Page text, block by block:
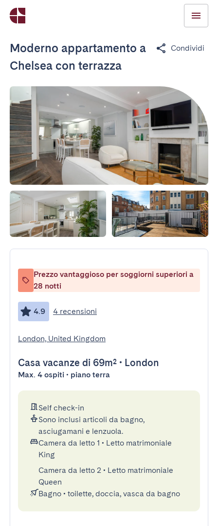
Moderno appartamento a
Chelsea con terrazza
Condividi
Prezzo vantaggioso per soggiorni superiori a
28 notti
4.9 4 recensioni
London, United Kingdom
Casa vacanze di 69m² • London
Max. 4 ospiti • piano terra
Self check-in
Sono inclusi articoli da bagno,
asciugamani e lenzuola.
Camera da letto 1 • Letto matrimoniale
King
Camera da letto 2 • Letto matrimoniale
Queen
Bagno • toilette, doccia, vasca da bagno